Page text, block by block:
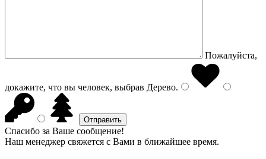
Пожалуйста,
докажите, что вы человек, выбрав Дерево.
Спасибо за Ваше сообщение!
Наш менеджер свяжется с Вами в ближайшее время.